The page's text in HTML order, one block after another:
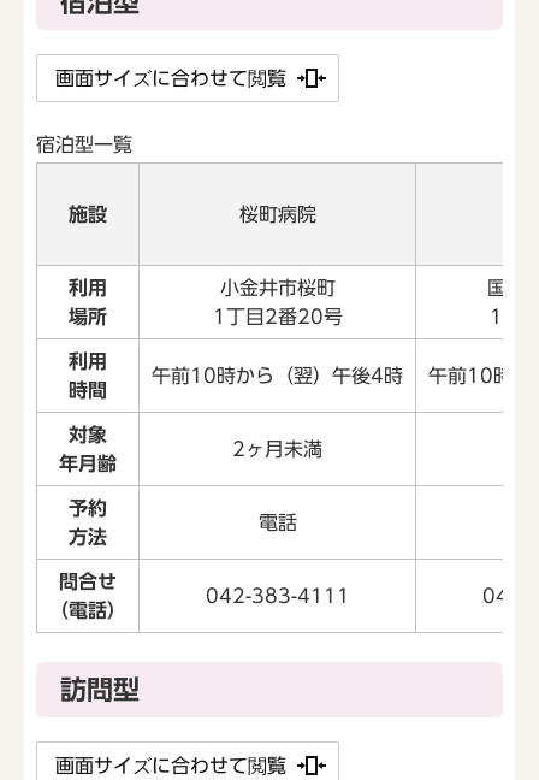
画面サイズに合わせて閲覧
宿泊型一覧
施設 桜町病院
利用
場所
小金井市桜町
1丁目2番20号
国分
1丁
利用
時間
午前10時から（翌）午後4時 午前10時か
対象
年月齢
2ヶ月未満
予約
方法
電話
問合せ
（電話）
042-383-4111 042-
訪問型
画面サイズに合わせて閲覧